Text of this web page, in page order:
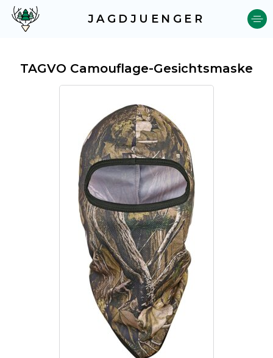
JAGDJUENGER
TAGVO Camouflage-Gesichtsmaske